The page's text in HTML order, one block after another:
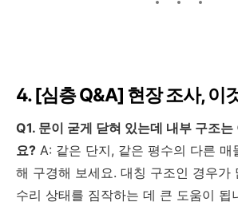
4. [심층 Q&A] 현장 조사, 이
Q1. 문이 굳게 닫혀 있는데 내부 구조
요? A: 같은 단지, 같은 평수의 다른 매
해 구경해 보세요. 대칭 구조인 경우가
수리 상태를 짐작하는 데 큰 도움이 됩